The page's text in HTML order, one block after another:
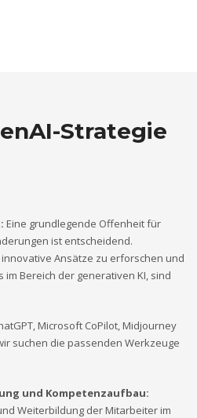
Strategie
Eine grundlegende Offenheit für
ist entscheidend.
Ansätze zu erforschen und
Bereich der generativen KI, sind
Microsoft CoPilot, Midjourney
suchen die passenden Werkzeuge
und Kompetenzaufbau:
Weiterbildung der Mitarbeiter im